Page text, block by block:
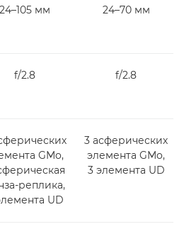
24–105 мм 24–70 мм
f/2.8 f/2.8
GMo,
реплика,
UD
3 асферических
элемента GMo,
3 элемента UD